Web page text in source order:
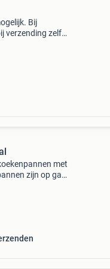
Bij
verzending zelf
met
zijn op gas